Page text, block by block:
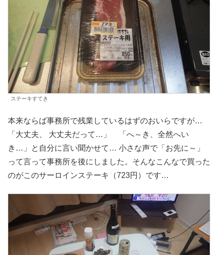
ステーキすてき
本来ならば事務所で残業しているはずのおいらですが…
「大丈夫、 大丈夫だって…」 「へ～き、全然へい
き…」と自分に言い聞かせて… 小さな声で「お先に～」
って言って事務所を後にしました。そんなこんなで買った
のがこのサーロインステーキ（723円）です…